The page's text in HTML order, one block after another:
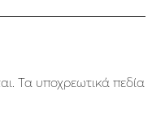
Τα υποχρεωτικά πεδία